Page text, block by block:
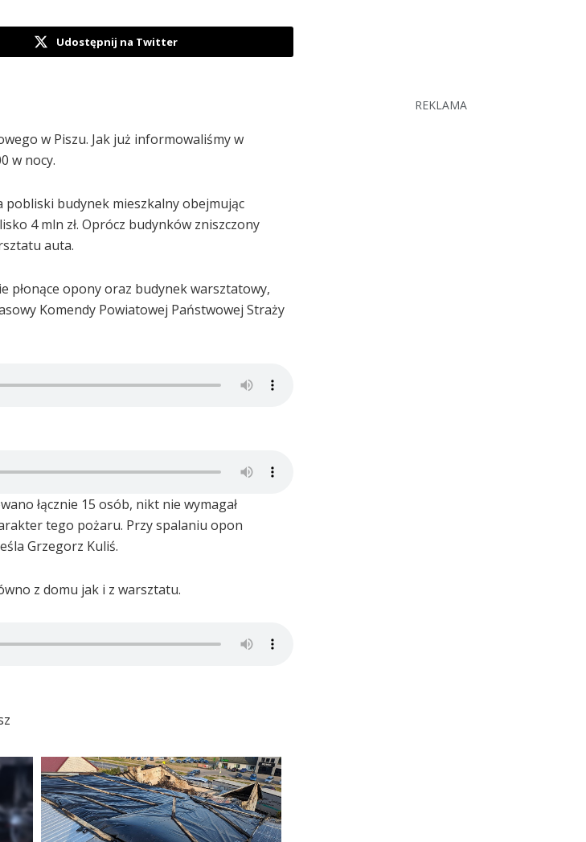
Udostępnij na Twitter
w Piszu. Jak już informowaliśmy w
w nocy.
pobliski budynek mieszkalny obejmując
4 mln zł. Oprócz budynków zniszczony
auta.
płonące opony oraz budynek warsztatowy,
Komendy Powiatowej Państwowej Straży
łącznie 15 osób, nikt nie wymagał
tego pożaru. Przy spalaniu opon
Grzegorz Kuliś.
z domu jak i z warsztatu.
REKLAMA